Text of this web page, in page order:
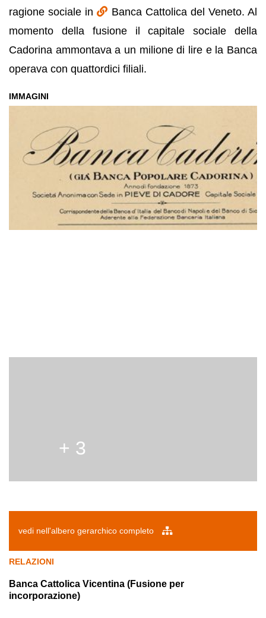
ragione sociale in
Banca Cattolica del Veneto. Al
momento della fusione il capitale sociale della
Cadorina ammontava a un milione di lire e la Banca
operava con quattordici filiali.
IMMAGINI
+ 3
vedi nell'albero gerarchico completo
RELAZIONI
Banca Cattolica Vicentina (Fusione per
incorporazione)